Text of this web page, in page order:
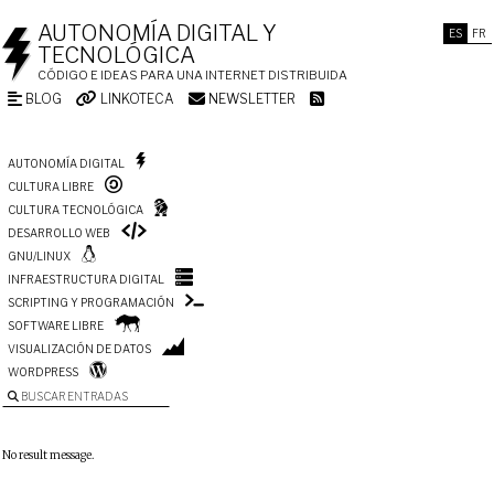
ES FR
AUTONOMÍA DIGITAL Y
TECNOLÓGICA
CÓDIGO E IDEAS PARA UNA INTERNET DISTRIBUIDA
BLOG LINKOTECA NEWSLETTER
AUTONOMÍA DIGITAL
CULTURA LIBRE
CULTURA TECNOLÓGICA
DESARROLLO WEB
GNU/LINUX
INFRAESTRUCTURA DIGITAL
SCRIPTING Y PROGRAMACIÓN
SOFTWARE LIBRE
VISUALIZACIÓN DE DATOS
WORDPRESS
BUSCAR ENTRADAS
No result message.